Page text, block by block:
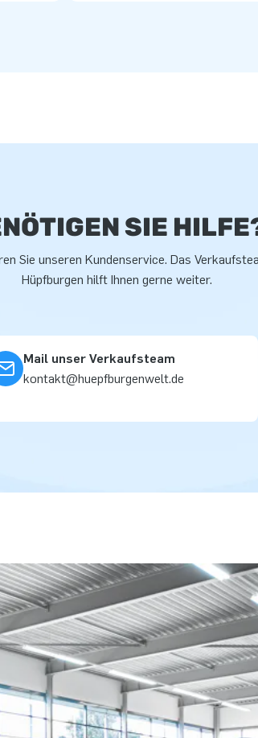
SIE
Sie unseren Kundenservice. Das
Hüpfburgen hilft Ihnen gerne weiter.
Mail unser Verkaufsteam
kontakt@huepfburgenwelt.de